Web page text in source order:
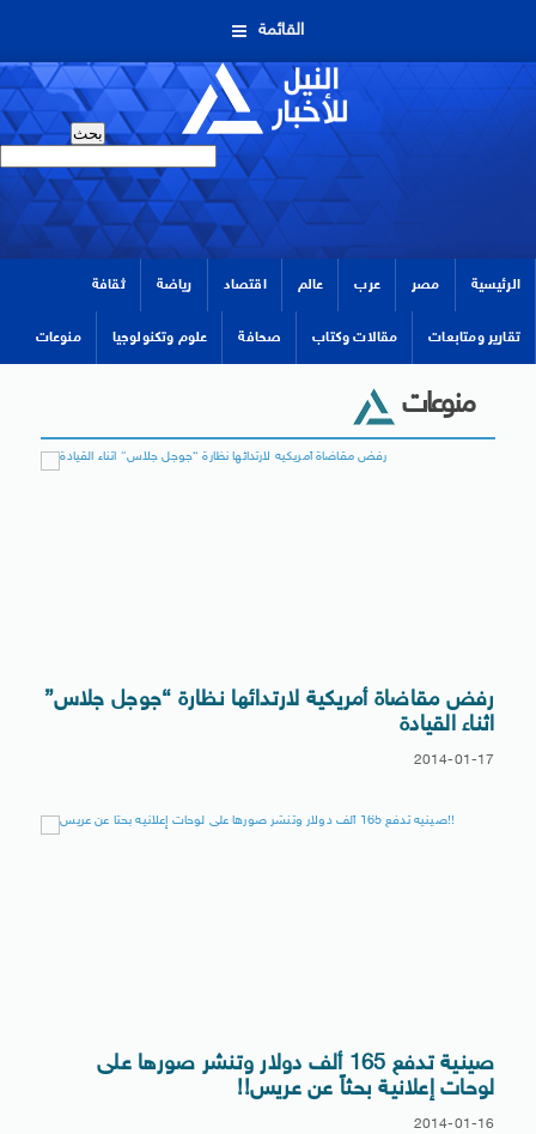
القائمة
الرئيسية مصر عرب عالم اقتصاد رياضة ثقافة
تقارير ومتابعات مقالات وكتاب صحافة علوم وتكنولوجيا منوعات
منوعات
رفض مقاضاة أمريكية لارتدائها نظارة “جوجل جلاس”
اثناء القيادة
2014-01-17
صينية تدفع 165 ألف دولار وتنشر صورها على
لوحات إعلانية بحثاً عن عريس!!
2014-01-16